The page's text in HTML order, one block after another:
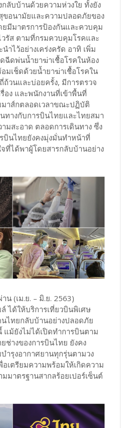
ลับบ้านด้วยความห่วงใย ทั้งยัง
อนามัยและความปลอดภัยของ
ยมีมาตรการป้องกันและควบคุม
วรัส ตามที่กรมควบคุมโรคและ
ำไว้อย่างเคร่งครัด อาทิ เพิ่ม
ฉีดพ่นนํ้ายาฆ่าเชื้อโรคในห้อง
มเช็ดด้วยนํ้ายาฆ่าเชื้อโรคใน
ถ้วนและบ่อยครั้ง, มีการตรวจ
อง และพนักงานที่เข้าพื้นที่
มาส์กตลอดเวลาขณะปฏิบัติ
ทางกับการบินไทยและไทยสมา
มสะอาด ตลอดการเดินทาง ซึ่ง
บินไทยยังคงมุ่งมั่นทำหน้าที่
ที่ได้พาผู้โดยสารกลับบ้านอย่าง
น (เม.ย. – มิ.ย. 2563)
ได้ให้บริการเที่ยวบินพิเศษ
ไทยกลับบ้านอย่างปลอดภัย
แม้ยังไม่ได้เปิดทำการบินตาม
ช่างของการบินไทย ยังคง
ำรุงอากาศยานทุกรุ่นตามวง
อเตรียมความพร้อมให้เกิดความ
มาตรฐานสากลร้อยเปอร์เซ็นต์